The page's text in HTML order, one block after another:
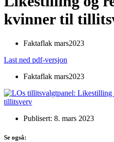
kvinner til
Faktaflak mars2023
Last ned pdf-versjon
Faktaflak mars2023
Publisert: 8. mars 2023
Se også: